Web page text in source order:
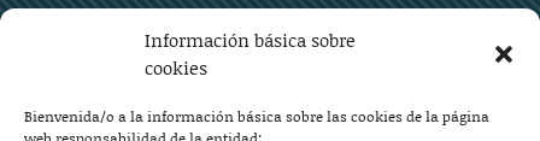
Información básica sobre
cookies
Bienvenida/o a la información básica sobre las cookies de la página
Plaza Aragón 10, planta 11ª, 50004 Zaragoza